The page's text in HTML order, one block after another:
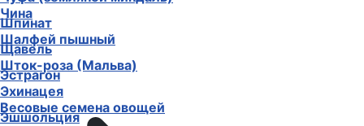
Чина
Шалфей пышный
Шток-роза (Мальва)
Эхинацея
Эшшольция
Шпинат
Щавель
Эстрагон
Весовые семена овощей